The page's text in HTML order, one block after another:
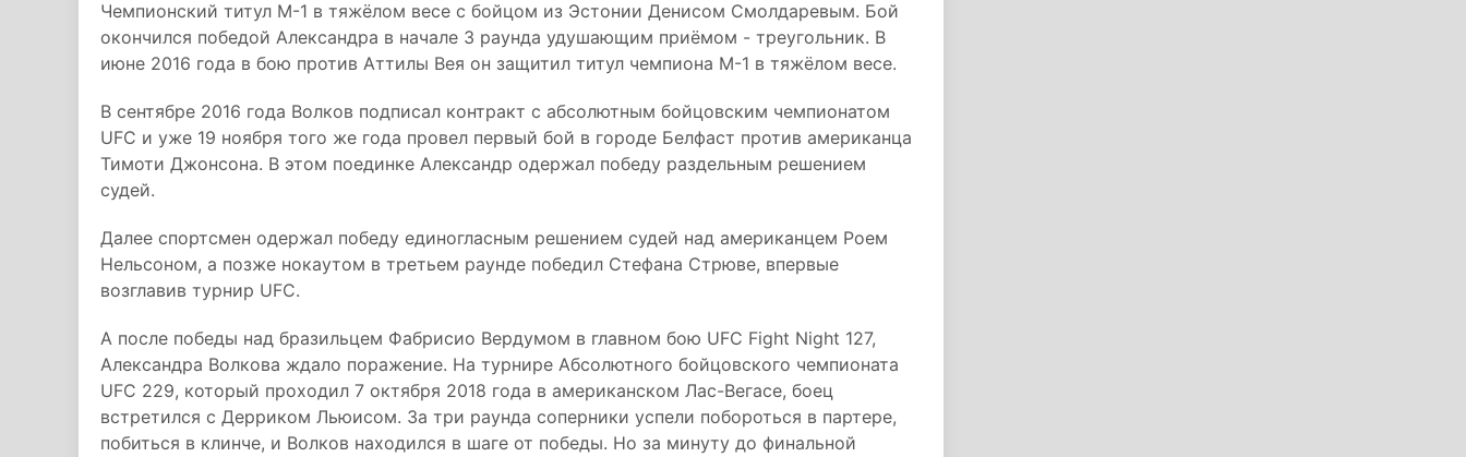
Чемпионский титул M-1 в тяжёлом весе с бойцом из Эстонии Денисом Смолдаревым. Бой
окончился победой Александра в начале 3 раунда удушающим приёмом - треугольник. В
июне 2016 года в бою против Аттилы Вея он защитил титул чемпиона М-1 в тяжёлом весе.
В сентябре 2016 года Волков подписал контракт с абсолютным бойцовским чемпионатом
UFC и уже 19 ноября того же года провел первый бой в городе Белфаст против американца
Тимоти Джонсона. В этом поединке Александр одержал победу раздельным решением
судей.
Далее спортсмен одержал победу единогласным решением судей над американцем Роем
Нельсоном, а позже нокаутом в третьем раунде победил Стефана Стрюве, впервые
возглавив турнир UFC.
А после победы над бразильцем Фабрисио Вердумом в главном бою UFC Fight Night 127,
Александра Волкова ждало поражение. На турнире Абсолютного бойцовского чемпионата
UFC 229, который проходил 7 октября 2018 года в американском Лас-Вегасе, боец
встретился с Дерриком Льюисом. За три раунда соперники успели побороться в партере,
побиться в клинче, и Волков находился в шаге от победы. Но за минуту до финальной